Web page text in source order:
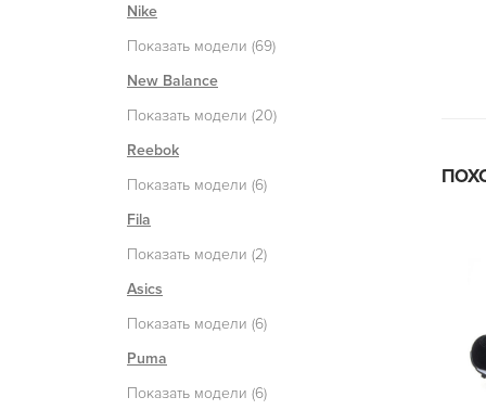
Nike
Показать модели (69)
New Balance
Показать модели (20)
Reebok
Показать модели (6)
Fila
Показать модели (2)
Asics
Показать модели (6)
Puma
Показать модели (6)